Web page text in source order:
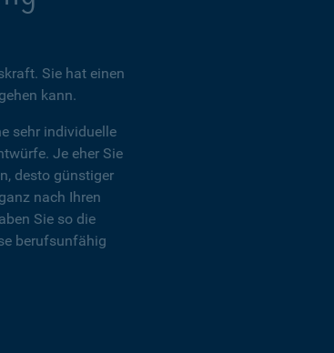
Sie hat einen
kann.
sehr individuelle
Je eher Sie
desto günstiger
nach Ihren
Sie so die
berufsunfähig